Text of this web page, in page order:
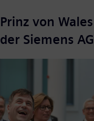
Prinz von
der Siemens AG